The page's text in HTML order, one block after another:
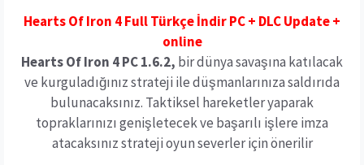
Hearts Of Iron 4 Full Türkçe İndir PC + DLC Update +
online
Hearts Of Iron 4 PC 1.6.2, bir dünya savaşına katılacak
ve kurguladığınız strateji ile düşmanlarınıza saldırıda
bulunacaksınız. Taktiksel hareketler yaparak
topraklarınızı genişletecek ve başarılı işlere imza
atacaksınız strateji oyun severler için önerilir